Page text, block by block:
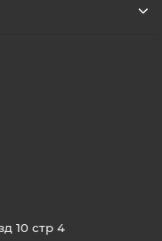
10 стр 4